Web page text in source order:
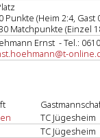
Punkte (Heim 2:4, Gast
Matchpunkte (Einzel
Ernst - Tel.:
TC Jügesheim
TC Jügesheim